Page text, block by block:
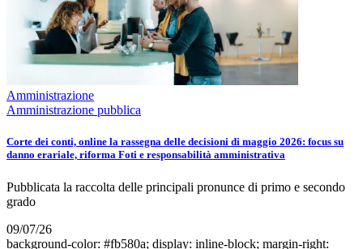
Amministrazione
Amministrazione pubblica
Corte dei conti, online la rassegna delle decisioni di maggio 2026: focus su
danno erariale, riforma Foti e responsabilità amministrativa
Pubblicata la raccolta delle principali pronunce di primo e secondo
grado
09/07/26
background-color: #fb580a; display: inline-block; margin-right: